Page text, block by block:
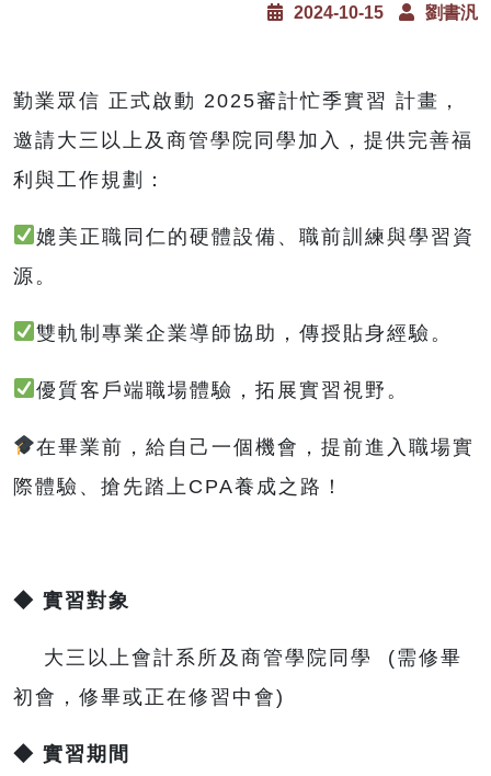
2024-10-15 劉書汎
勤業眾信 正式啟動 2025審計忙季實習 計畫，
邀請大三以上及商管學院同學加入，提供完善福
利與工作規劃：
媲美正職同仁的硬體設備、職前訓練與學習資
源。
雙軌制專業企業導師協助，傳授貼身經驗。
優質客戶端職場體驗，拓展實習視野。
在畢業前，給自己一個機會，提前進入職場實
際體驗、搶先踏上CPA養成之路！
◆ 實習對象
大三以上會計系所及商管學院同學 (需修畢
初會，修畢或正在修習中會)
◆ 實習期間